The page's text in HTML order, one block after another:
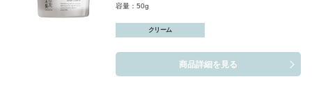
容量：50g
クリーム
商品詳細を見る